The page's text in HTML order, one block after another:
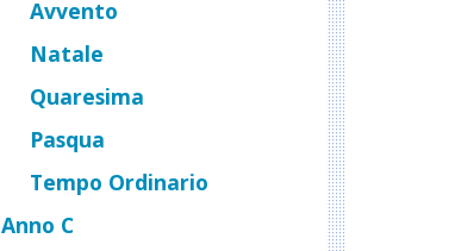
Avvento
Natale
Quaresima
Pasqua
Tempo Ordinario
Anno C